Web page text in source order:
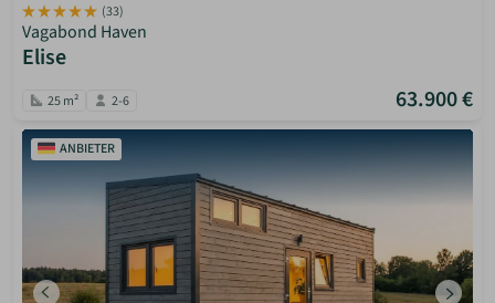
(33)
Vagabond Haven
Elise
25 m² 2-6 63.900 €
ANBIETER